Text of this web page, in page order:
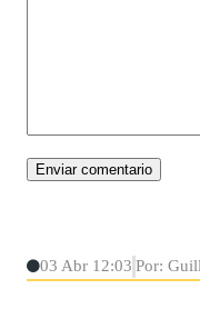
03 Abr 12:03 Por: